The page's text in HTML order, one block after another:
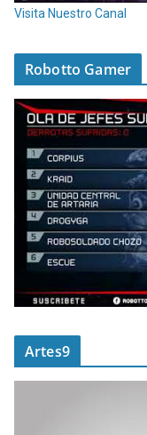
Visita Nuestro Canal
Robotto Gamer
Artes9